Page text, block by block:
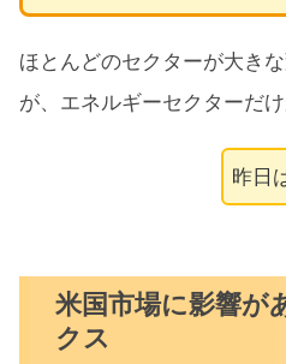
ほとんどのセクターが大き
が、エネルギーセクターだ
昨日
米国市場に影響が
クス